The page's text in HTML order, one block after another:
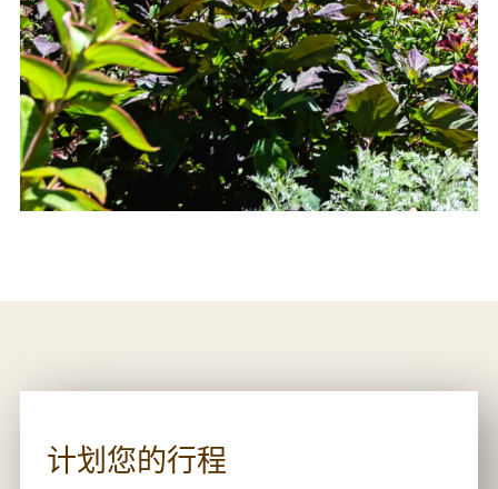
计划您的行程